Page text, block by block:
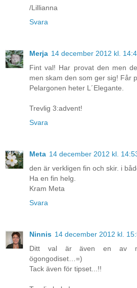
/Lillianna
Svara
Merja 14 december 2012 kl.
Fint val! Har provat den men
men skam den som ger sig! Får
Pelargonen heter L´Elegante.
Trevlig 3:advent!
Svara
Meta 14 december 2012 kl.
den är verkligen fin och skir. i
Ha en fin helg.
Kram Meta
Svara
Ninnis 14 december 2012 kl.
Ditt val är även en av
ögongodiset…=)
Tack även för tipset...!!